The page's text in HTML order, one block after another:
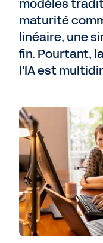
modèles
maturité
linéaire, une
fin. Pourtant,
l'IA est